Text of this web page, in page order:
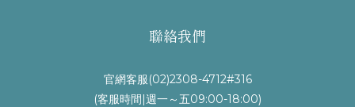
聯絡我們
官網客服(02)2308-4712#316
(客服時間|週一～五09:00-18:00)